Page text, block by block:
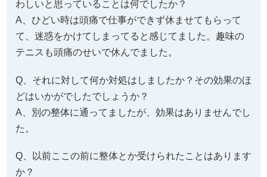
どはいかがでしたでしょうか？
A、別の整体に通ってましたが、効果はありませんでし
た。
か？
A、効果はありませんでした。
Q、症状の改善などどのような変化がありましたか？
た。